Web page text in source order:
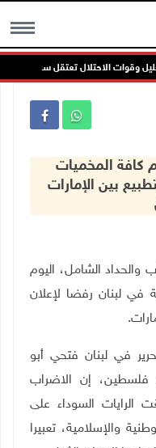
MENU
الاحتلال تعتقل سبعة مواطنين
كافة المخميات
بين الإمارات
الإضراب والحداد الشامل، اليوم
في لبنان رفضا لإعلان
.
في لبنان فتحي أبو
إن الاضراب
الرايات السوداء على
والإسلامية، تعبيرا